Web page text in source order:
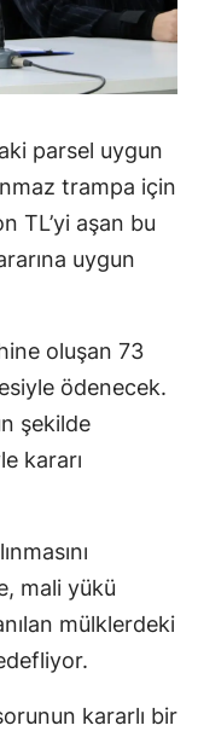
parsel uygun
trampa için
TL’yi aşan bu
uygun
oluşan 73
ödenecek.
şekilde
kararı
mali yükü
mülklerdeki
kararlı bir